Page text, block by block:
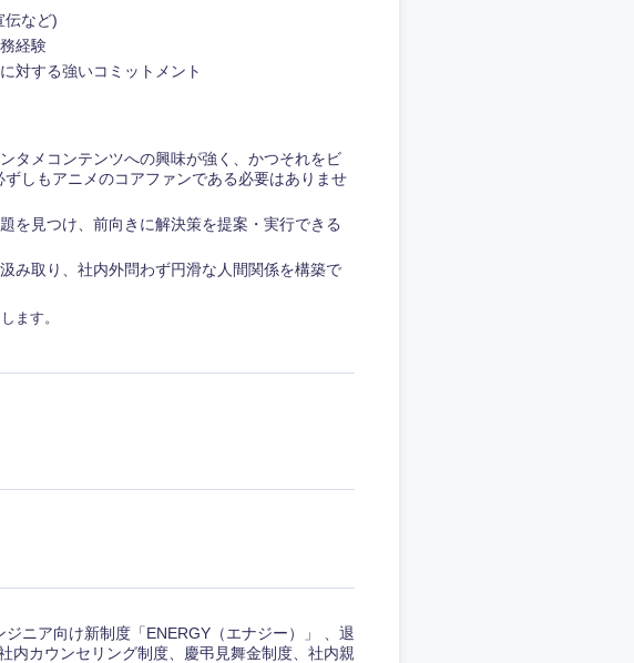
伝など)
経験
対する強いコミットメント
タメコンテンツへの興味が強く、かつそれをビ
しもアニメのコアファンである必要はありませ
を見つけ、前向きに解決策を提案・実行できる
み取り、社内外問わず円滑な人間関係を構築で
ます。
ニア向け新制度「ENERGY（エナジー）」 、退
内カウンセリング制度、慶弔見舞金制度、社内親